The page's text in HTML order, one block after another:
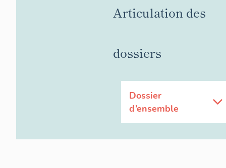
Articulation des
dossiers
Dossier
d’ensemble